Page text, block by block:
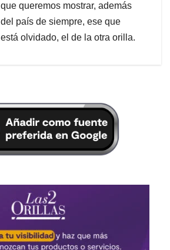
que queremos mostrar, además
del país de siempre, ese que
está olvidado, el de la otra orilla.